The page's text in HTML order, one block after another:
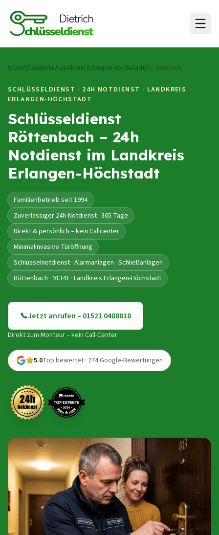
Start/Standorte/Landkreis Erlangen-Höchstadt/Röttenbach
SCHLÜSSELDIENST · 24H NOTDIENST · LANDKREIS
ERLANGEN-HÖCHSTADT
Schlüsseldienst
Röttenbach – 24h
Notdienst im Landkreis
Erlangen-Höchstadt
Familienbetrieb seit 1994
Zuverlässiger 24h-Notdienst · 365 Tage
Direkt & persönlich – kein Callcenter
Minimalinvasive Türöffnung
Schlüsselnotdienst · Alarmanlagen · Schließanlagen
Röttenbach · 91341 · Landkreis Erlangen-Höchstadt
📞Jetzt anrufen – 01521 0488818
Direkt zum Monteur – kein Call-Center
5.0Top bewertet · 274 Google-Bewertungen